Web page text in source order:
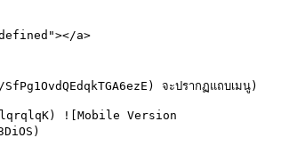
a>
จะปรากฏแถบเมนู)
![Mobile Version